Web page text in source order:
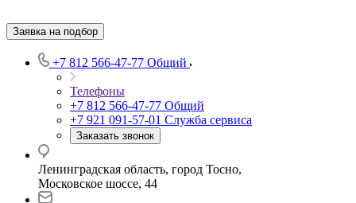
Заявка на подбор
+7 812 566-47-77 Общий
Телефоны
+7 812 566-47-77 Общий
+7 921 091-57-01 Служба сервиса
Заказать звонок
Ленинградская область, город Тосно,
Московское шоссе, 44